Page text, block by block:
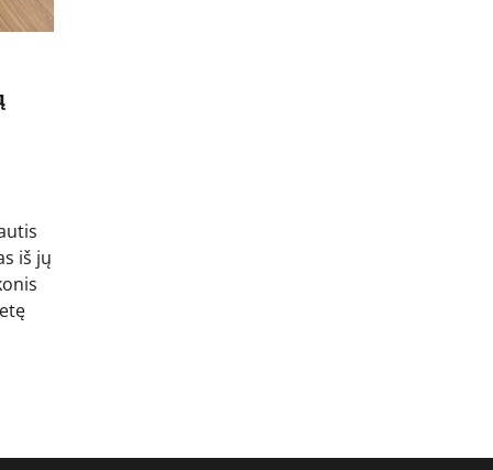
iš jų